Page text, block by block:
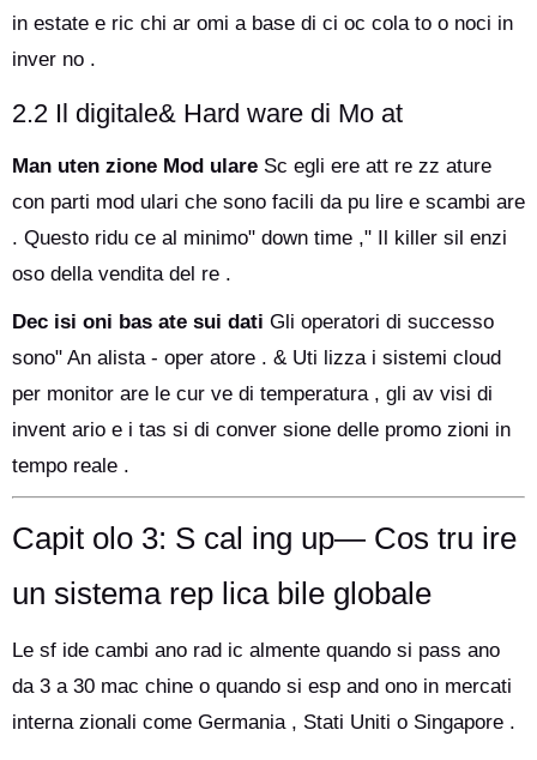
in estate e ric chi ar omi a base di ci oc cola to o noci in
inver no .
2.2 Il digitale& Hard ware di Mo at
Man uten zione Mod ulare Sc egli ere att re zz ature
con parti mod ulari che sono facili da pu lire e scambi are
. Questo ridu ce al minimo" down time ," Il killer sil enzi
oso della vendita del re .
Dec isi oni bas ate sui dati Gli operatori di successo
sono" An alista - oper atore . & Uti lizza i sistemi cloud
per monitor are le cur ve di temperatura , gli av visi di
invent ario e i tas si di conver sione delle promo zioni in
tempo reale .
Capit olo 3: S cal ing up— Cos tru ire
un sistema rep lica bile globale
Le sf ide cambi ano rad ic almente quando si pass ano
da 3 a 30 mac chine o quando si esp and ono in mercati
interna zionali come Germania , Stati Uniti o Singapore .